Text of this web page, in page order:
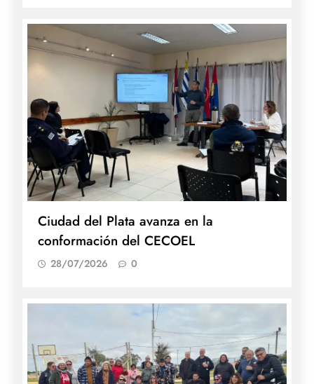
Ciudad del Plata avanza en la
conformación del CECOEL
28/07/2026 0